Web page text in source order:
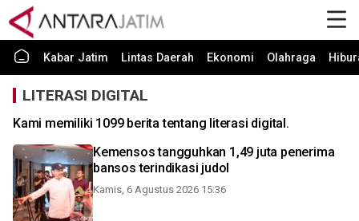
Kabar Jatim Lintas Daerah Ekonomi Olahraga
LITERASI DIGITAL
Kami memiliki 1099 berita tentang literasi digital.
Kemensos tangguhkan 1,49 juta penerima
bansos terindikasi judol
Kamis, 6 Agustus 2026 15:36